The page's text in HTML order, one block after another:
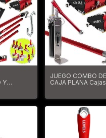
Y
JUEGO COMBO DE
CAJA PLANA Cajas